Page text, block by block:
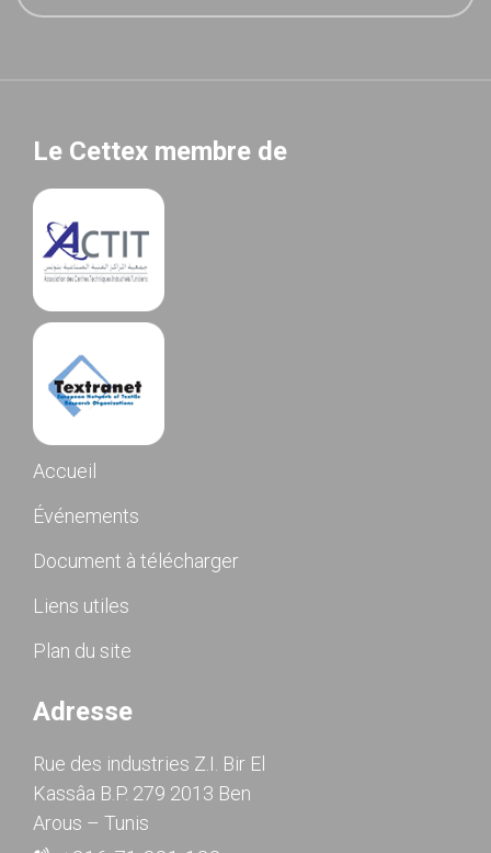
Le Cettex membre de
Accueil
Événements
Document à télécharger
Liens utiles
Plan du site
Adresse
Rue des industries Z.I. Bir El
Kassâa B.P. 279 2013 Ben
Arous – Tunis